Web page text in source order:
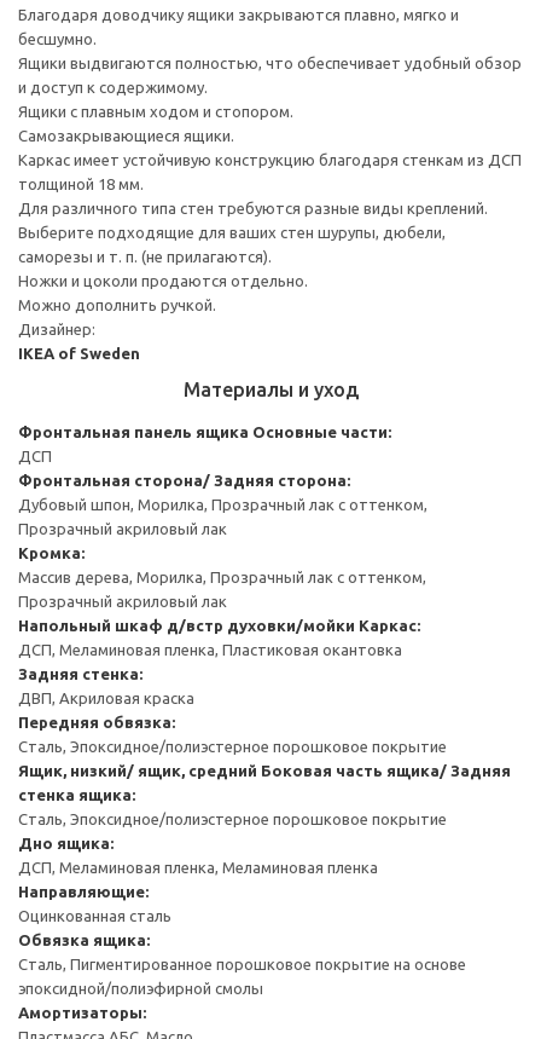
Благодаря доводчику ящики закрываются плавно, мягко и
бесшумно.
Ящики выдвигаются полностью, что обеспечивает удобный обзор
и доступ к содержимому.
Ящики с плавным ходом и стопором.
Самозакрывающиеся ящики.
Каркас имеет устойчивую конструкцию благодаря стенкам из ДСП
толщиной 18 мм.
Для различного типа стен требуются разные виды креплений.
Выберите подходящие для ваших стен шурупы, дюбели,
саморезы и т. п. (не прилагаются).
Ножки и цоколи продаются отдельно.
Можно дополнить ручкой.
Дизайнер:
IKEA of Sweden
Материалы и уход
Фронтальная панель ящика Основные части:
ДСП
Фронтальная сторона/ Задняя сторона:
Дубовый шпон, Морилка, Прозрачный лак с оттенком,
Прозрачный акриловый лак
Кромка:
Массив дерева, Морилка, Прозрачный лак с оттенком,
Прозрачный акриловый лак
Напольный шкаф д/встр духовки/мойки Каркас:
ДСП, Меламиновая пленка, Пластиковая окантовка
Задняя стенка:
ДВП, Акриловая краска
Передняя обвязка:
Сталь, Эпоксидное/полиэстерное порошковое покрытие
Ящик, низкий/ ящик, средний Боковая часть ящика/ Задняя
стенка ящика:
Сталь, Эпоксидное/полиэстерное порошковое покрытие
Дно ящика:
ДСП, Меламиновая пленка, Меламиновая пленка
Направляющие:
Оцинкованная сталь
Обвязка ящика:
Сталь, Пигментированное порошковое покрытие на основе
эпоксидной/полиэфирной смолы
Амортизаторы: